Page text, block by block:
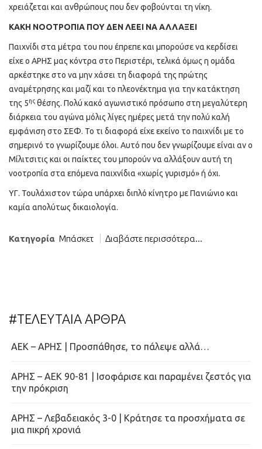
χρειάζεται και ανθρώπους που δεν φοβούνται τη νίκη.
ΚΑΚΗ ΝΟΟΤΡΟΠΙΑ ΠΟΥ ΔΕΝ ΛΕΕΙ ΝΑ ΑΛΛΑΞΕΙ
Παιχνίδι στα μέτρα του που έπρεπε και μπορούσε να κερδίσει
είχε ο ΑΡΗΣ μας κόντρα στο Περιστέρι, τελικά όμως η ομάδα
αρκέστηκε στο να μην χάσει τη διαφορά της πρώτης
αναμέτρησης και μαζί και το πλεονέκτημα για την κατάκτηση
της 5ης θέσης. Πολύ κακό αγωνιστικό πρόσωπο στη μεγαλύτερη
διάρκεια του αγώνα μόλις λίγες ημέρες μετά την πολύ καλή
εμφάνιση στο ΣΕΦ. Το τι διαφορά είχε εκείνο το παιχνίδι με το
σημερινό το γνωρίζουμε όλοι. Αυτό που δεν γνωρίζουμε είναι αν ο
Μίλιτσιτις και οι παίκτες του μπορούν να αλλάξουν αυτή τη
νοοτροπία στα επόμενα παιχνίδια «χωρίς γυρισμό» ή όχι.
ΥΓ. Τουλάχιστον τώρα υπάρχει διπλό κίνητρο με Πανιώνιο και
καμία απολύτως δικαιολογία.
Κατηγορία Μπάσκετ Διαβάστε περισσότερα...
#ΤΕΛΕΥΤΑΙΑ ΑΡΘΡΑ
ΑΕΚ – ΑΡΗΣ | Προσπάθησε, το πάλεψε αλλά…
ΑΡΗΣ – ΑΕΚ 90-81 | Ισοφάρισε και παραμένει ζεστός για
την πρόκριση
ΑΡΗΣ – Λεβαδειακός 3-0 | Κράτησε τα προσχήματα σε
μια πικρή χρονιά